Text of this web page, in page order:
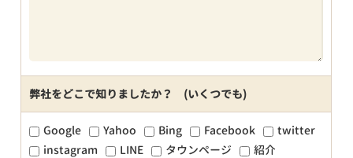
弊社をどこで知りましたか？ (いくつでも)
Google Yahoo Bing Facebook
twitter
instagram
LINE タウンページ
紹介